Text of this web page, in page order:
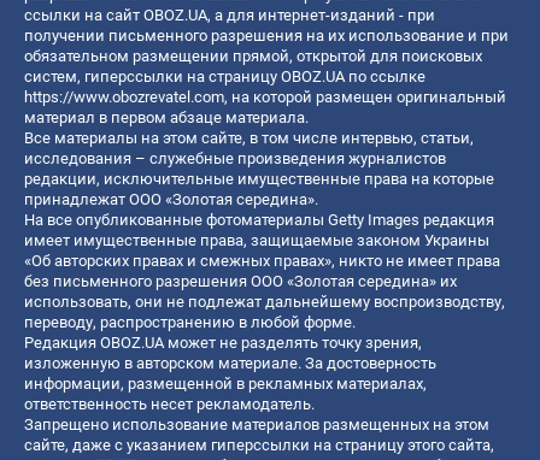
ссылки на сайт OBOZ.UA, а для интернет-изданий - при
получении письменного разрешения на их использование и при
обязательном размещении прямой, открытой для поисковых
систем, гиперссылки на страницу OBOZ.UA по ссылке
https://www.obozrevatel.com, на которой размещен оригинальный
материал в первом абзаце материала.
Все материалы на этом сайте, в том числе интервью, статьи,
исследования – служебные произведения журналистов
редакции, исключительные имущественные права на которые
принадлежат ООО «Золотая середина».
На все опубликованные фотоматериалы Getty Images редакция
имеет имущественные права, защищаемые законом Украины
«Об авторских правах и смежных правах», никто не имеет права
без письменного разрешения ООО «Золотая середина» их
использовать, они не подлежат дальнейшему воспроизводству,
переводу, распространению в любой форме.
Редакция OBOZ.UA может не разделять точку зрения,
изложенную в авторском материале. За достоверность
информации, размещенной в рекламных материалах,
ответственность несет рекламодатель.
Запрещено использование материалов размещенных на этом
сайте, даже с указанием гиперссылки на страницу этого сайта,